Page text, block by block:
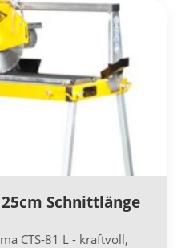
Schnittlänge
CTS-81 L - kraftvoll,